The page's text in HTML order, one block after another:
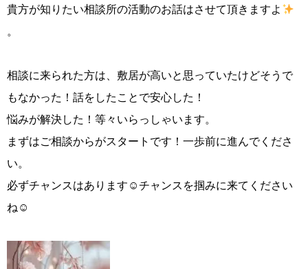
お問い合わせ 会員様の声
貴方が知りたい相談所の活動のお話はさせて頂きますよ
。
相談に来られた方は、敷居が高いと思っていたけどそうで
もなかった！話をしたことで安心した！
悩みが解決した！等々いらっしゃいます。
まずはご相談からがスタートです！一歩前に進んでくださ
い。
必ずチャンスはあります☺チャンスを掴みに来てください
ね☺